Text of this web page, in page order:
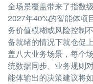
全场景覆盖带来了指数
2027年40%的智能体项
务价值模糊或风险控制
备就绪的情况下就仓促
盖八大业务场景，每个
统数据同步、业务规则
能体输出的决策建议将